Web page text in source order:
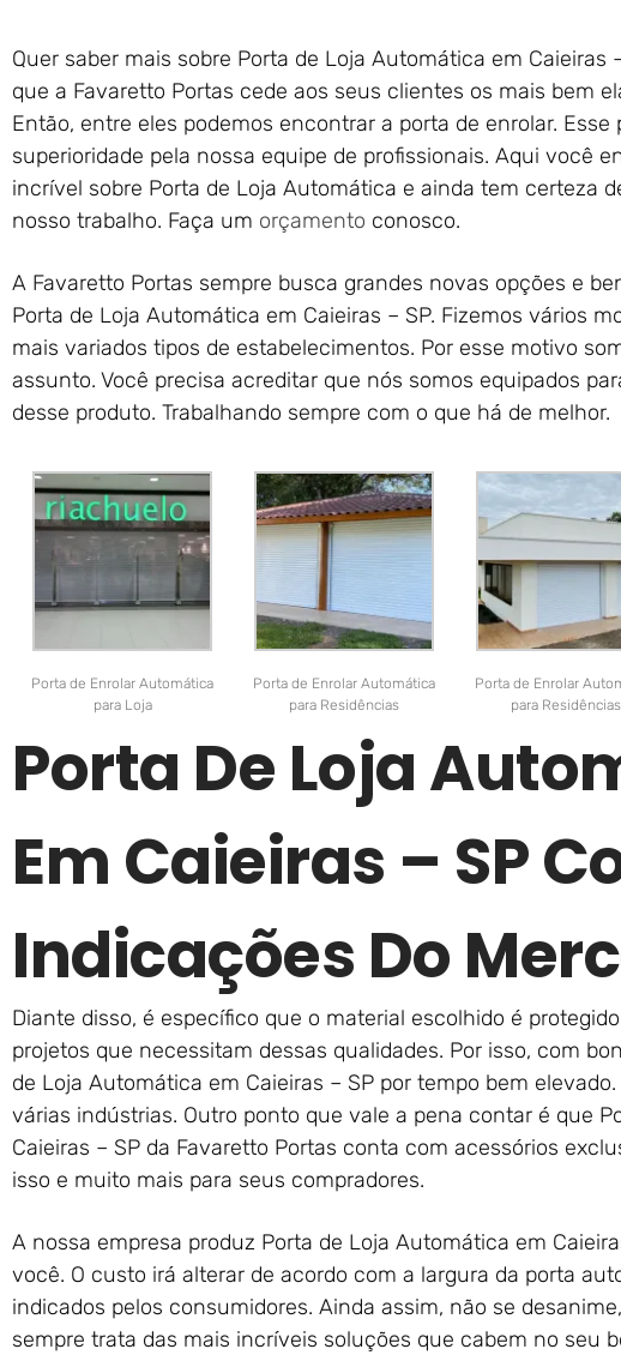
Quer saber mais sobre Porta de Loja Automática em Caieiras
que a Favaretto Portas cede aos seus clientes os mais bem
Então, entre eles podemos encontrar a porta de enrolar.
superioridade pela nossa equipe de profissionais. Aqui você
incrível sobre Porta de Loja Automática e ainda tem certeza
nosso trabalho. Faça um orçamento conosco.
A Favaretto Portas sempre busca grandes novas opções e
Porta de Loja Automática em Caieiras – SP. Fizemos vários
mais variados tipos de estabelecimentos. Por esse motivo
assunto. Você precisa acreditar que nós somos equipados
desse produto. Trabalhando sempre com o que há de melhor.
Porta de Enrolar Automática
para Loja
Porta de Enrolar Automática
para Residências
Porta de Enrolar
para Residências
Porta De Loja
Em Caieiras – SP
Indicações Do
Diante disso, é específico que o material escolhido é
projetos que necessitam dessas qualidades. Por isso, com
de Loja Automática em Caieiras – SP por tempo bem
várias indústrias. Outro ponto que vale a pena contar é que
Caieiras – SP da Favaretto Portas conta com acessórios
isso e muito mais para seus compradores.
A nossa empresa produz Porta de Loja Automática em
você. O custo irá alterar de acordo com a largura da porta
indicados pelos consumidores. Ainda assim, não se
sempre trata das mais incríveis soluções que cabem no seu